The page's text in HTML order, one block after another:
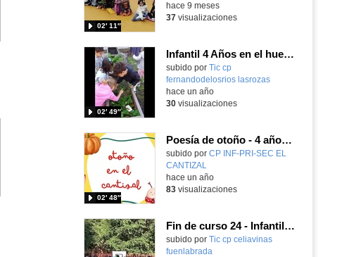
02′ 11″
hace 9 meses
37visualizaciones
Infantil 4 Años en el huerto_CEIP FDLR_Las Rozas
Contenido educativo.
subido por Tic cp
fernandodelosrios lasrozas
02′ 49″
-
hace un año
30visualizaciones
Poesía de otoño - 4 años A
Contenido educativo.
subido por CP INF-PRI-SEC EL
CANTIZAL
02′ 48″
hace un año
83visualizaciones
Fin de curso 24 - Infantil 4 años
subido por Tic cp celiavinas
fuenlabrada